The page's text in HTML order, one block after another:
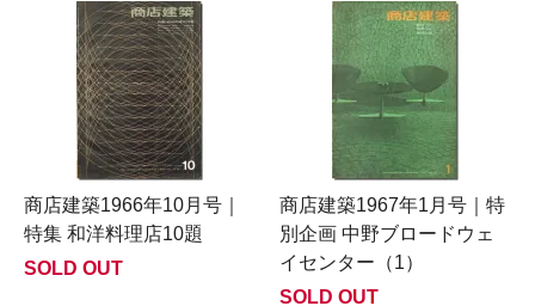
商店建築1966年10月号｜
特集 和洋料理店10題
SOLD OUT
商店建築1967年1月号｜特
別企画 中野ブロードウェ
イセンター（1）
SOLD OUT